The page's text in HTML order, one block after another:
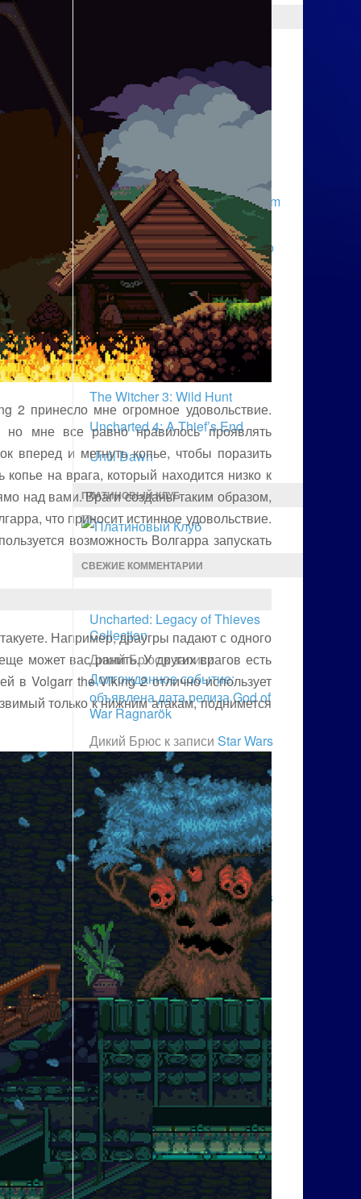
2 принесло мне огромное удовольствие.
мне все равно нравилось проявлять
вперед и метнуть копье, чтобы поразить
на врага, который находится низко к
над вами. Враги созданы таким образом,
что приносит истинное удовольствие.
возможность Волгарра запускать
Например, драугры падают с одного
может вас ранить. У других врагов есть
в Volgarr the Viking 2 отлично использует
только к нижним атакам, поднимется
Dark Souls III
Doom
Dying Light
Far Cry Primal
Metal Gear Solid V: The Phantom
Pain
Бездепозитные бонусы казино
Mirror’s Edge Catalyst
Overwatch
Ratchet & Clank
Tom Clancy’s The Division
The Witcher 3: Wild Hunt
Uncharted 4: A Thief’s End
Until Dawn
ПЛАТИНОВЫЙ КЛУБ
СВЕЖИЕ КОММЕНТАРИИ
Uncharted: Legacy of Thieves
Collection
Дикий Брюск записи
Долгожданное событие:
объявлена дата релиза God of
War Ragnarök
Дикий Брюс к записи Star Wars
Outlaws DLC: сюжетные
дополнения и возвращение
любимца фанатов
Дикий Брюск записиТОП 10
лучших roguelikes, которые
стоит попробовать прямо
сейчас
Дикий Брюск записиStar Wars
Outlaws: революция в жанре
открытых миров 2024 года